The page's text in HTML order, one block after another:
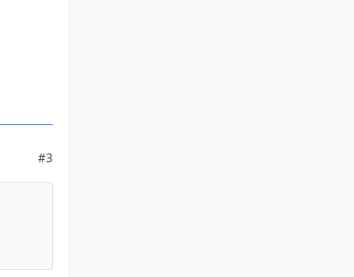
#3